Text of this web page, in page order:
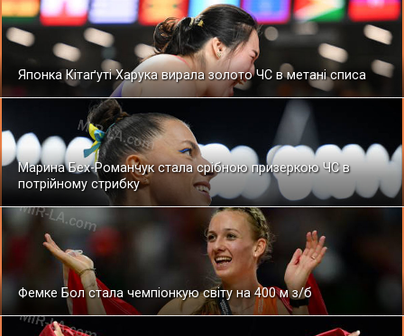
Японка Кітаґуті Харука вирала золото ЧС в метані списа
Марина Бех-Романчук стала срібною призеркою ЧС в
потрійному стрибку
Фемке Бол стала чемпіонкую світу на 400 м з/б